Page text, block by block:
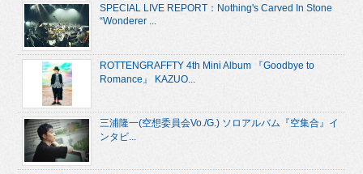
SPECIAL LIVE REPORT：Nothing's Carved In Stone
“Wonderer ...
ROTTENGRAFFTY 4th Mini Album 『Goodbye to
Romance』 KAZUO...
三浦隆一(空想委員会Vo./G.) ソロアルバム『空集合』イ
ンタビ...